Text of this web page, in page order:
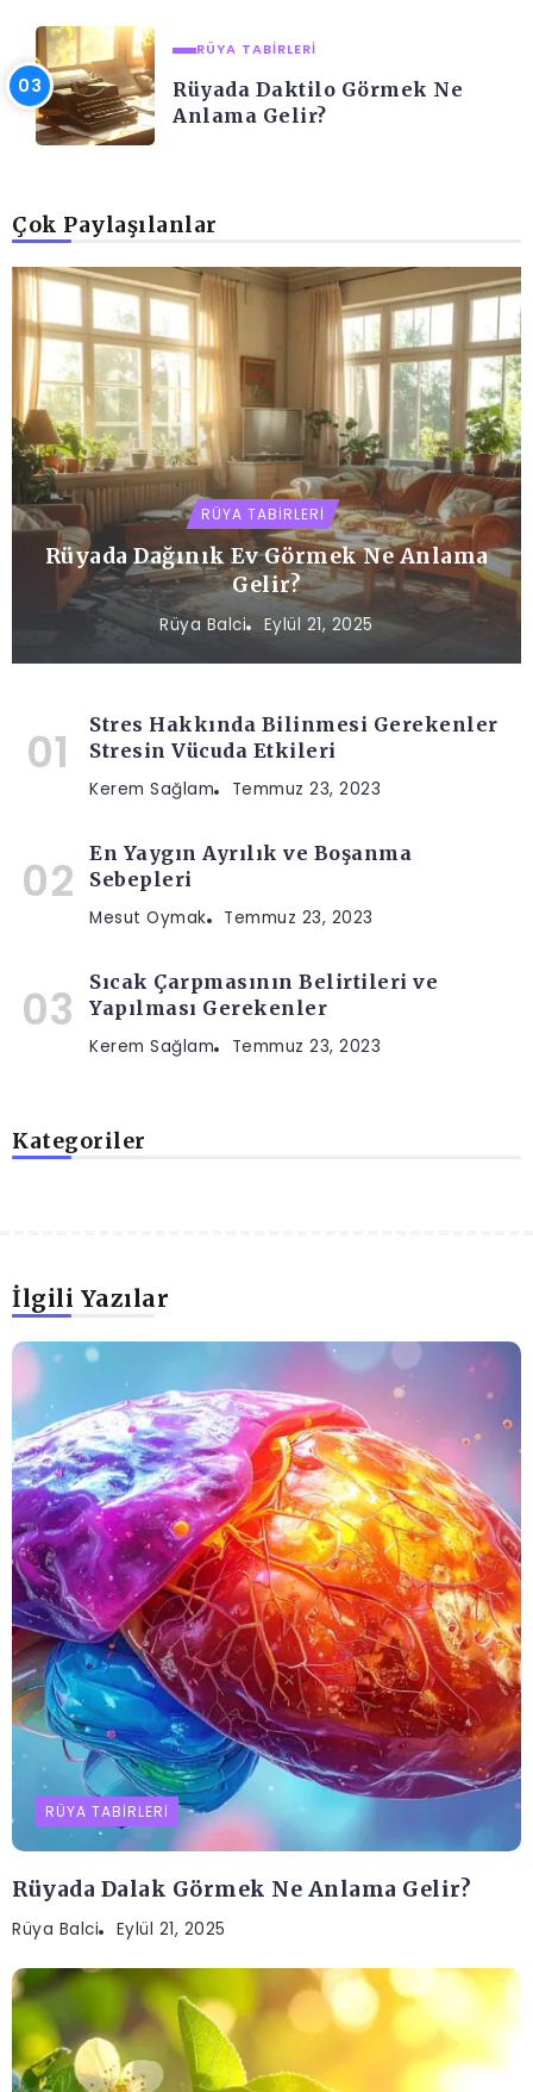
RÜYA TABIRLERI
Rüyada Daktilo Görmek Ne
Anlama Gelir?
Çok Paylaşılanlar
RÜYA TABIRLERI
Rüyada Dağınık Ev Görmek Ne Anlama
Gelir?
Rüya Balci Eylül 21, 2025
Stres Hakkında Bilinmesi Gerekenler
Stresin Vücuda Etkileri
Kerem Sağlam Temmuz 23, 2023
En Yaygın Ayrılık ve Boşanma
Sebepleri
Mesut Oymak Temmuz 23, 2023
Sıcak Çarpmasının Belirtileri ve
Yapılması Gerekenler
Kerem Sağlam Temmuz 23, 2023
Kategoriler
İlgili Yazılar
RÜYA TABIRLERI
Rüyada Dalak Görmek Ne Anlama Gelir?
Rüya Balci Eylül 21, 2025